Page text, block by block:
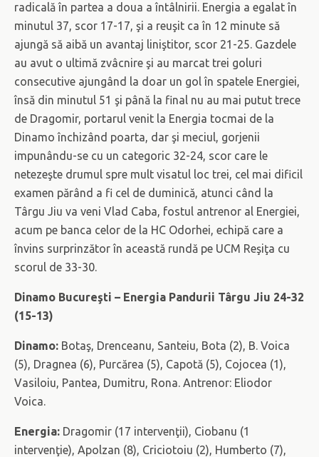
radicală în partea a doua a întâlnirii. Energia a egalat în
minutul 37, scor 17-17, şi a reuşit ca în 12 minute să
ajungă să aibă un avantaj liniştitor, scor 21-25. Gazdele
au avut o ultimă zvâcnire şi au marcat trei goluri
consecutive ajungând la doar un gol în spatele Energiei,
însă din minutul 51 şi până la final nu au mai putut trece
de Dragomir, portarul venit la Energia tocmai de la
Dinamo închizând poarta, dar şi meciul, gorjenii
impunându-se cu un categoric 32-24, scor care le
netezeşte drumul spre mult visatul loc trei, cel mai dificil
examen părând a fi cel de duminică, atunci când la
Târgu Jiu va veni Vlad Caba, fostul antrenor al Energiei,
acum pe banca celor de la HC Odorhei, echipă care a
învins surprinzător în această rundă pe UCM Reşiţa cu
scorul de 33-30.
Dinamo Bucureşti – Energia Pandurii Târgu Jiu 24-32
(15-13)
Dinamo: Botaş, Drenceanu, Santeiu, Bota (2), B. Voica
(5), Dragnea (6), Purcărea (5), Capotă (5), Cojocea (1),
Vasiloiu, Pantea, Dumitru, Rona. Antrenor: Eliodor
Voica.
Energia: Dragomir (17 intervenţii), Ciobanu (1
intervenţie), Apolzan (8), Criciotoiu (2), Humberto (7),